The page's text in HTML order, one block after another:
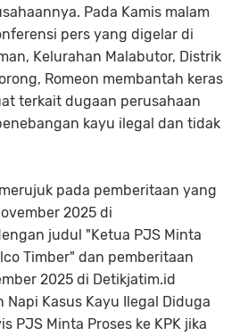
Pada Kamis malam
pers yang digelar di
Kelurahan Malabutor, Distrik
Romeon membantah keras
terkait dugaan perusahaan
kayu ilegal dan tidak
pada pemberitaan yang
2025 di
judul "Ketua PJS Minta
Timber" dan pemberitaan
2025 di Detikjatim.id
Kasus Kayu Ilegal Diduga
PJS Minta Proses ke KPK jika